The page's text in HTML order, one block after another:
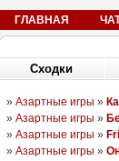
ГЛАВНАЯ
Сходки
08.08.25